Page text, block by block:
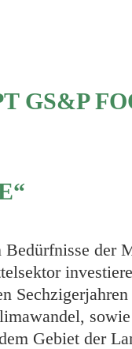
GS&P
der
Gebiet der